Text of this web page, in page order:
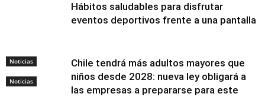
Noticias
Noticias
Hábitos saludables para disfrutar
eventos deportivos frente a una pantalla
Chile tendrá más adultos mayores que
niños desde 2028: nueva ley obligará a
las empresas a prepararse para este